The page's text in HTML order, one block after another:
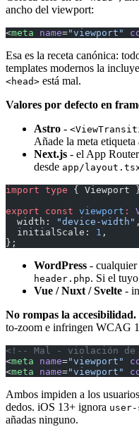
ancho del viewport:
<meta name="viewport"
Esa es la receta canónica:
templates modernos la
<head> está mal.
Valores por defecto en
Astro -
Añade la meta etiqueta
Next.js - el App
desde app/
import type { Viewport
export const viewport :
  width:
"device-width" ,
  initialScale:
1 ,
};
WordPress - cualquier
header.php. Si el
Vue / Nuxt / Svelte -
No rompas la accesibilidad.
to-zoom e infringen WCAG
<!-- Mal - violación
<meta name="viewport"
<meta name="viewport"
Ambos impiden a los
dedos. iOS 13+ ignora user-
añadas ninguno.